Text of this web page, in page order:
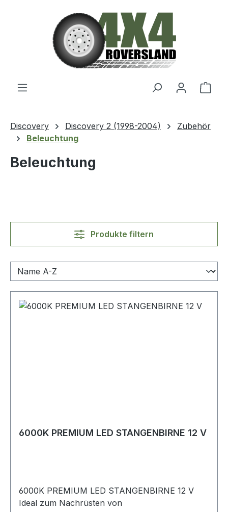
Zum Hauptinhalt springen
Discovery Discovery 2 (1998-2004)
Zubehör
Beleuchtung
Beleuchtung
Produkte filtern
6000K PREMIUM LED STANGENBIRNE 12 V
6000K PREMIUM LED STANGENBIRNE 12 V
Ideal zum Nachrüsten von